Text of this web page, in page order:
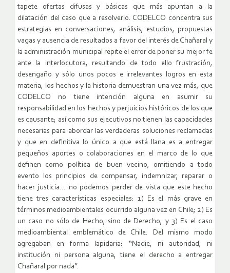
tapete ofertas difusas y básicas que más apuntan a la
dilatación del caso que a resolverlo. CODELCO concentra sus
estrategias en conversaciones, análisis, estudios, propuestas
vagas y ausencia de resultados a favor del interés de Chañaral y
la administración municipal repite el error de poner su mejor fe
ante la interlocutora, resultando de todo ello frustración,
desengaño y sólo unos pocos e irrelevantes logros en esta
materia, los hechos y la historia demuestran una vez más, que
CODELCO no tiene intención alguna en asumir su
responsabilidad en los hechos y perjuicios históricos de los que
es causante; así como sus ejecutivos no tienen las capacidades
necesarias para abordar las verdaderas soluciones reclamadas
y que en definitiva lo único a que está llana es a entregar
pequeños aportes o colaboraciones en el marco de lo que
definen como política de buen vecino, omitiendo a todo
evento los principios de compensar, indemnizar, reparar o
hacer justicia… no podemos perder de vista que este hecho
tiene tres características especiales: 1) Es el más grave en
términos medioambientales ocurrido alguna vez en Chile; 2) Es
un caso no sólo de Hecho, sino de Derecho; y 3) Es el caso
medioambiental emblemático de Chile. Del mismo modo
agregaban en forma lapidaria: “Nadie, ni autoridad, ni
institución ni persona alguna, tiene el derecho a entregar
Chañaral por nada”.